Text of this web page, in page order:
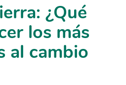
¿Qué
los más
al cambio